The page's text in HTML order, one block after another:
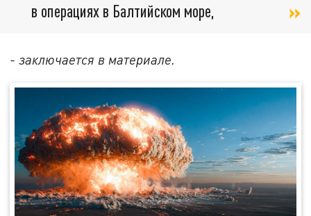
в операциях в Балтийском море,
- заключается в материале.